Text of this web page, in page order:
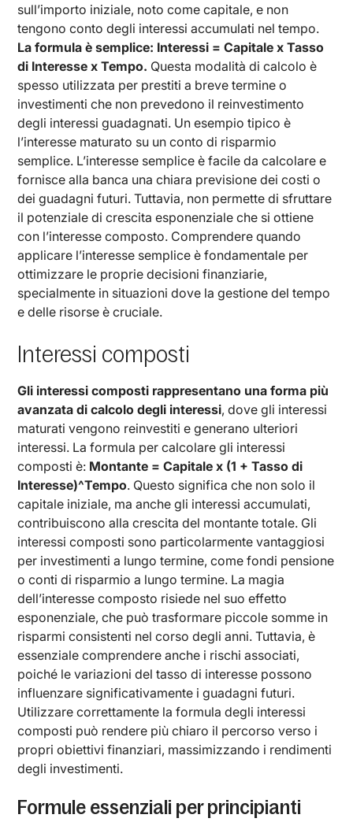
sull’importo iniziale, noto come capitale, e non
tengono conto degli interessi accumulati nel tempo.
La formula è semplice: Interessi = Capitale x Tasso
di Interesse x Tempo. Questa modalità di calcolo è
spesso utilizzata per prestiti a breve termine o
investimenti che non prevedono il reinvestimento
degli interessi guadagnati. Un esempio tipico è
l’interesse maturato su un conto di risparmio
semplice. L’interesse semplice è facile da calcolare e
fornisce alla banca una chiara previsione dei costi o
dei guadagni futuri. Tuttavia, non permette di sfruttare
il potenziale di crescita esponenziale che si ottiene
con l’interesse composto. Comprendere quando
applicare l’interesse semplice è fondamentale per
ottimizzare le proprie decisioni finanziarie,
specialmente in situazioni dove la gestione del tempo
e delle risorse è cruciale.
Interessi composti
Gli interessi composti rappresentano una forma più
avanzata di calcolo degli interessi, dove gli interessi
maturati vengono reinvestiti e generano ulteriori
interessi. La formula per calcolare gli interessi
composti è: Montante = Capitale x (1 + Tasso di
Interesse)^Tempo. Questo significa che non solo il
capitale iniziale, ma anche gli interessi accumulati,
contribuiscono alla crescita del montante totale. Gli
interessi composti sono particolarmente vantaggiosi
per investimenti a lungo termine, come fondi pensione
o conti di risparmio a lungo termine. La magia
dell’interesse composto risiede nel suo effetto
esponenziale, che può trasformare piccole somme in
risparmi consistenti nel corso degli anni. Tuttavia, è
essenziale comprendere anche i rischi associati,
poiché le variazioni del tasso di interesse possono
influenzare significativamente i guadagni futuri.
Utilizzare correttamente la formula degli interessi
composti può rendere più chiaro il percorso verso i
propri obiettivi finanziari, massimizzando i rendimenti
degli investimenti.
Formule essenziali per principianti